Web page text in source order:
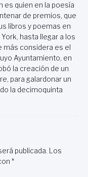
es quien en la poesía
de premios, que
libros y poemas en
hasta llegar a los
más considera es el
Ayuntamiento, en
la creación de un
para galardonar un
la decimoquinta
publicada. Los
*